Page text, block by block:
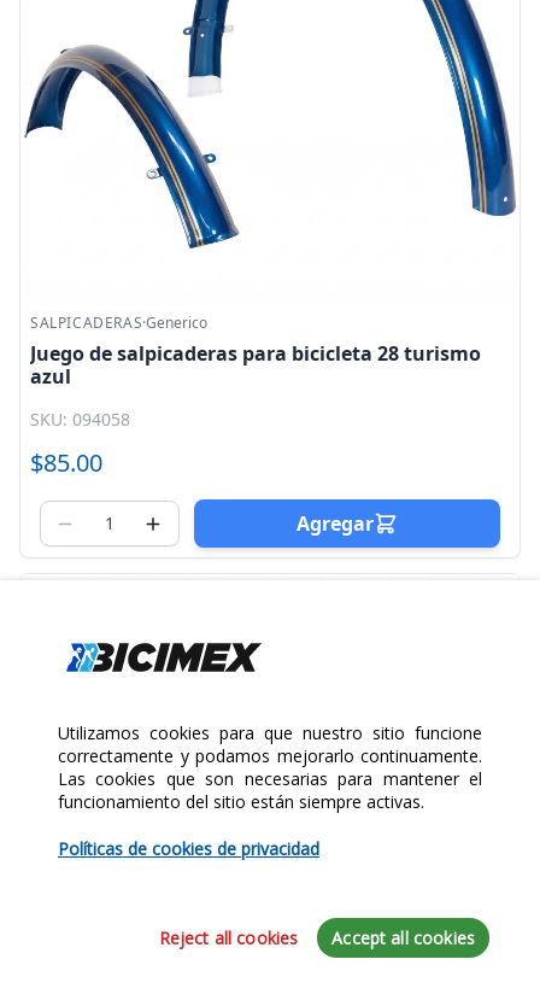
SALPICADERAS·Generico
Juego de salpicaderas para bicicleta 28 turismo
azul
SKU: 094058
$85.00
Agregar
Utilizamos cookies para que nuestro sitio funcione
correctamente y podamos mejorarlo continuamente.
Las cookies que son necesarias para mantener el
funcionamiento del sitio están siempre activas.
Políticas de cookies de privacidad
Reject all cookies Accept all cookies